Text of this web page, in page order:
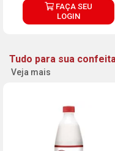
FAÇA SEU
LOGIN
Tudo para sua
Veja mais